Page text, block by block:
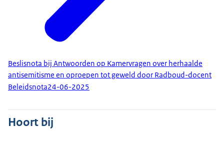
Beslisnota bij Antwoorden op Kamervragen over herhaalde
antisemitisme en oproepen tot geweld door Radboud-docent
Beleidsnota24-06-2025
Hoort bij